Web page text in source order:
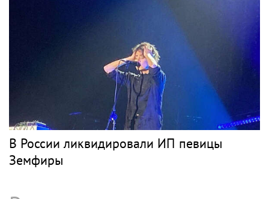
В России ликвидировали ИП певицы
Земфиры